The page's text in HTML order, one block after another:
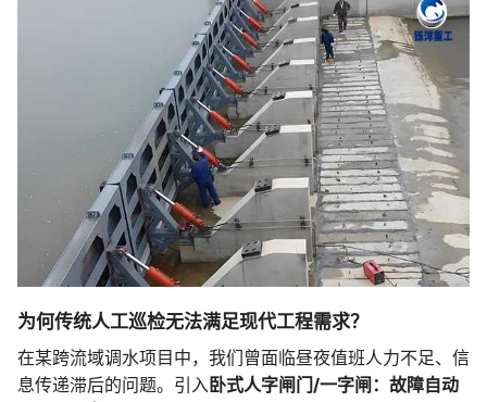
为何传统人工巡检无法满足现代工程需求？
在某跨流域调水项目中，我们曾面临昼夜值班人力不足、信
息传递滞后的问题。引入卧式人字闸门/一字闸：故障自动